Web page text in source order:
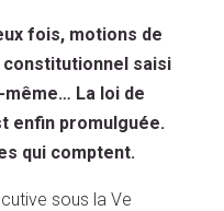
fois, motions de
saisi
La loi de
enfin promulguée.
qui comptent.
sous la Ve